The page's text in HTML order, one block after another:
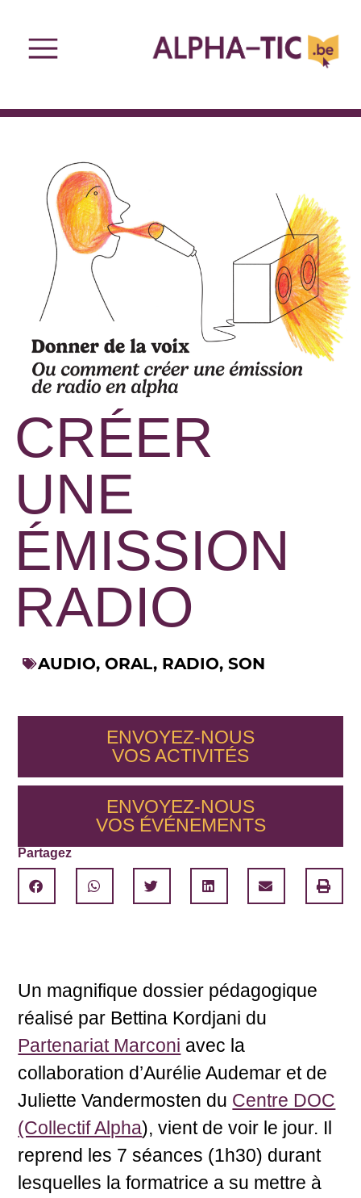
CRÉER
UNE
ÉMISSION
RADIO
AUDIO, ORAL, RADIO, SON
ENVOYEZ-NOUS
VOSACTIVITÉS
ENVOYEZ-NOUS
VOS ÉVÉNEMENTS
Partagez
Un magnifique dossier pédagogique
réalisé par Bettina Kordjani du
Partenariat Marconi avec la
collaboration d’Aurélie Audemar et de
Juliette Vandermosten du Centre DOC
(Collectif Alpha), vient de voir le jour. Il
reprend les 7 séances (1h30) durant
lesquelles la formatrice a su mettre à